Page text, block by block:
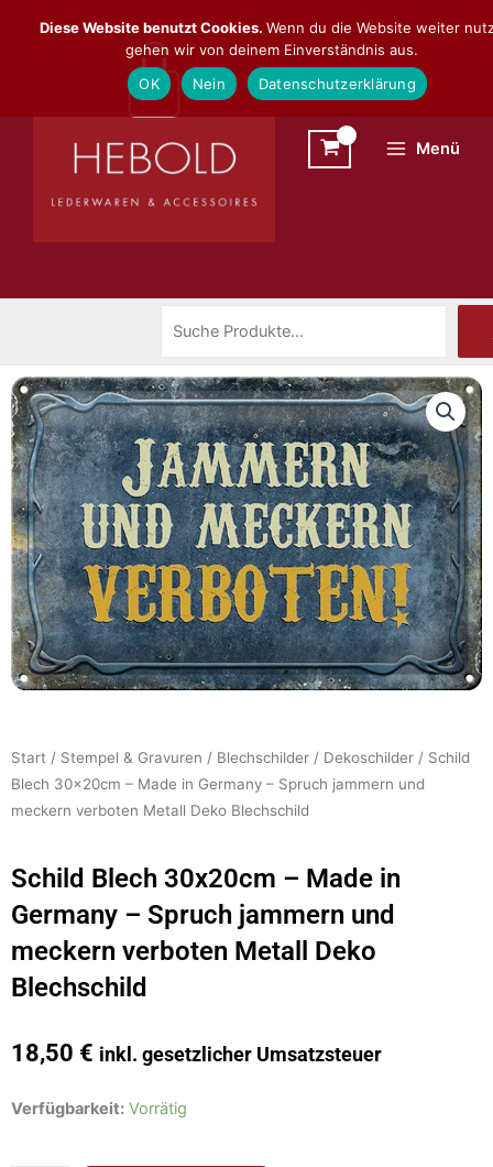
Inhalt
Menü
Start / Stempel & Gravuren / Blechschilder / Dekoschilder / Schild
Blech 30x20cm – Made in Germany – Spruch jammern und
meckern verboten Metall Deko Blechschild
Schild Blech 30x20cm – Made in
Germany – Spruch jammern und
meckern verboten Metall Deko
Blechschild
18,50 € inkl. gesetzlicher Umsatzsteuer
Verfügbarkeit: Vorrätig
Schild
Diese Website benutzt Cookies. Wenn du die Website weiter
gehen wir von deinem Einverständnis aus.
OK
Nein Datenschutzerklärung